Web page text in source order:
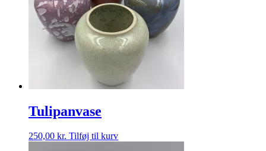
Tulipanvase
250,00 kr. Tilføj til kurv